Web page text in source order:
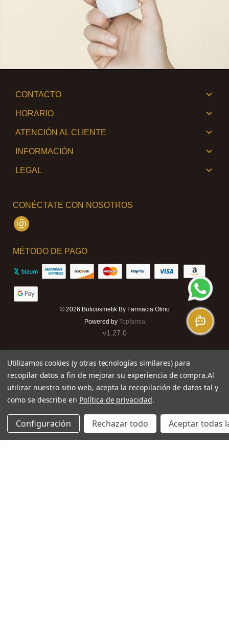
CONTACTO
HORARIO
ATENCIÓN AL CLIENTE
INFORMACIÓN
LEGAL
CONÉCTATE CON NOSOTROS
Instagram
MÉTODO DE PAGO
© 2026 Boticosmetik By Farmacia Olmo
Powered by Topfarma
v1.27.0
Utilizamos cookies (y otras tecnologías similares) para
recopilar datos a fin de mejorar su experiencia de compra.Al
utilizar nuestro sitio web, acepta la recopilación de datos tal y
como se describe en Política de privacidad.
Configuración Rechazar todo Aceptar todas